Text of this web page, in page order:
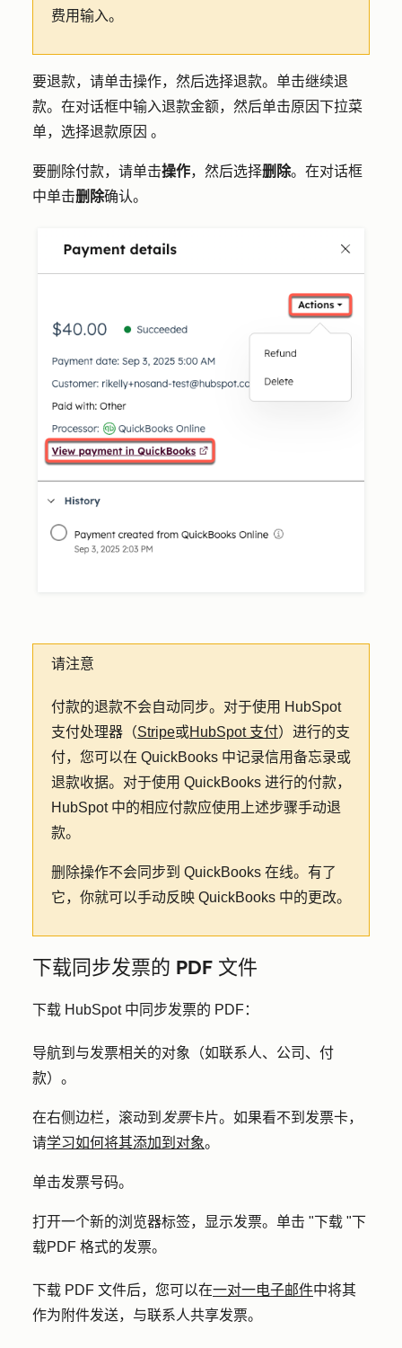
费用输入。
要退款，请单击操作，然后选择退款。单击继续退
款。在对话框中输入退款金额，然后单击原因下拉菜
单，选择退款原因 。
要删除付款，请单击操作，然后选择删除。在对话框
中单击删除确认。
请注意
付款的退款不会自动同步。对于使用 HubSpot
支付处理器（Stripe或HubSpot 支付）进行的支
付，您可以在 QuickBooks 中记录信用备忘录或
退款收据。对于使用 QuickBooks 进行的付款，
HubSpot 中的相应付款应使用上述步骤手动退
款。
删除操作不会同步到 QuickBooks 在线。有了
它，你就可以手动反映 QuickBooks 中的更改。
下载同步发票的 PDF 文件
下载 HubSpot 中同步发票的 PDF：
导航到与发票相关的对象（如联系人、公司、付
款）。
在右侧边栏，滚动到 发票卡片。如果看不到发票卡，
请学习如何将其添加到对象。
单击发票号码。
打开一个新的浏览器标签，显示发票。单击 "下载 "下
载PDF 格式的发票。
下载 PDF 文件后，您可以在一对一电子邮件中将其
作为附件发送，与联系人共享发票。